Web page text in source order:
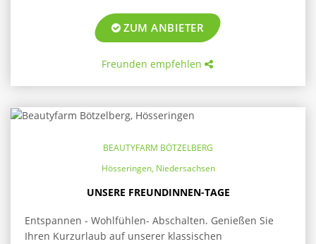
ZUM ANBIETER
Freunden empfehlen
BEAUTYFARM BÖTZELBERG
Hösseringen, Niedersachsen
UNSERE FREUNDINNEN-TAGE
Entspannen - Wohlfühlen- Abschalten. Genießen Sie
Ihren Kurzurlaub auf unserer klassischen